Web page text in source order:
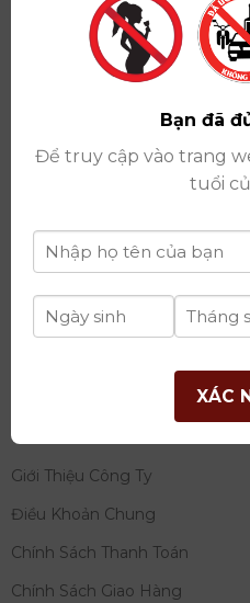
Showroom: Số 09 Phố
Thành Phố Hà Nội
Giấy ĐKKD số:
Phố Hà Nội cấp lần đầu
thay đổi lần thứ 17 ngày
Giấy phép Phân Phối
Công Thương cấp ngày 14/
Ngân hàng:Ngân hàng
Việt Nam (BIDV)
tư quốc tế Ý-Việt
Tây Hồ, TP Hà
THÔNG TIN
Giới Thiệu Công Ty
Điều Khoản Chung
Chính Sách Thanh Toán
Chính Sách Giao Hàng
Bạn đã
Để truy cập vào trang
tuổi
XÁC